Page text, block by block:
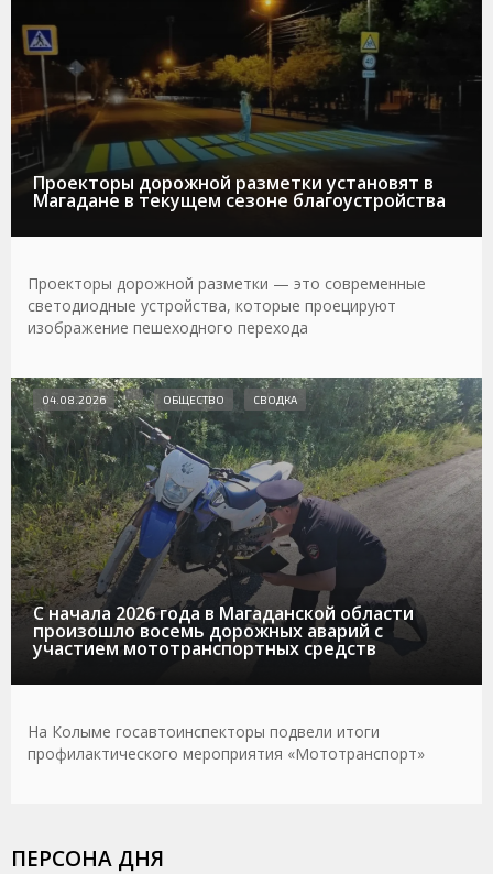
Проекторы дорожной разметки установят в
Магадане в текущем сезоне благоустройства
Проекторы дорожной разметки — это современные
светодиодные устройства, которые проецируют
изображение пешеходного перехода
С начала 2026 года в Магаданской области
произошло восемь дорожных аварий с
участием мототранспортных средств
04.08.2026 ОБЩЕСТВО СВОДКА
На Колыме госавтоинспекторы подвели итоги
профилактического мероприятия «Мототранспорт»
ПЕРСОНА ДНЯ